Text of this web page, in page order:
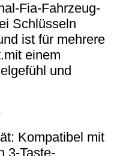
Fia-Fahrzeug-
Schlüsseln
ist für mehrere
einem
und
Kompatibel mit
3-Taste-